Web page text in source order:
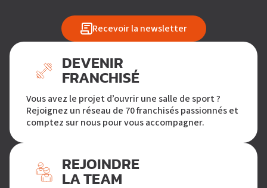
Recevoir la newsletter
DEVENIR
FRANCHISÉ
Vous avez le projet d’ouvrir une salle de sport ?
Rejoignez un réseau de 70 franchisés passionnés et
comptez sur nous pour vous accompagner.
REJOINDRE
LA TEAM